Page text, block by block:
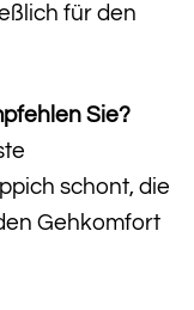
für den
Sie?
schont, die
Gehkomfort